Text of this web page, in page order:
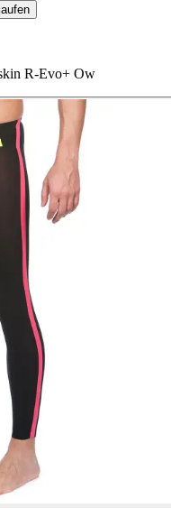
R-Evo+ Ow